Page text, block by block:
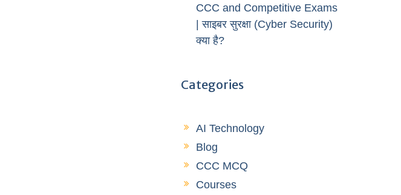
CCC and Competitive Exams
| साइबर सुरक्षा (Cyber Security)
क्या है?
Categories
AI Technology
Blog
CCC MCQ
Courses